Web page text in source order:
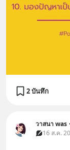
2 บันทึก
วาสนา was
16 ส.ค.